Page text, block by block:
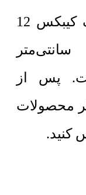
بلوک کیبکس 12
پس از
محصولات
کنید.